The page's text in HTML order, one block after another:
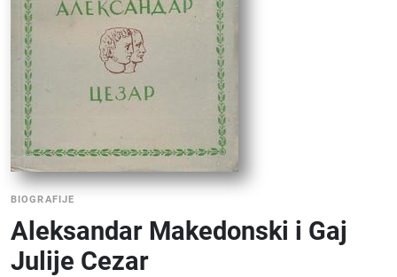
BIOGRAFIJE
Aleksandar Makedonski i Gaj
Julije Cezar